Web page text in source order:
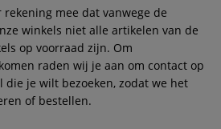
rekening mee dat vanwege de
winkels niet alle artikelen van de
op voorraad zijn. Om
raden wij je aan om contact op
je wilt bezoeken, zodat we het
of bestellen.